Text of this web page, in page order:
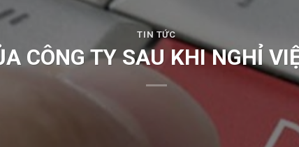
TIN TỨC
CÔNG TY SAU KHI NGHỈ